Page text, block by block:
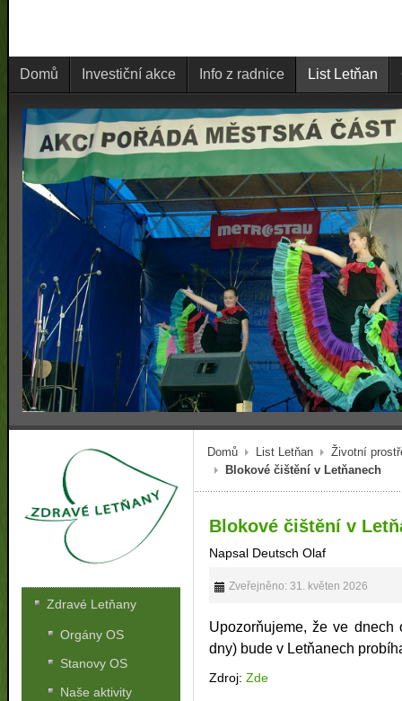
Domů Investiční akce Info z radnice List Letňan
Domů List Letňan
Životní
Blokové čištění v Letňanech
Blokové čištění v
Napsal Deutsch Olaf
Zveřejněno: 31. květen 2026
Upozorňujeme, že ve
dny) bude v Letňanech
Zdroj:Zde
Zdravé Letňany
Orgány OS
Stanovy OS
Naše aktivity